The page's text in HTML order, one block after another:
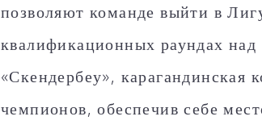
позволяют команде выйти в
квалификационных раундах
«Скендербеу»,
чемпионов, обеспечив себе